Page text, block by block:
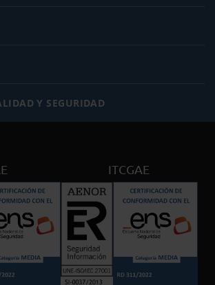
Y SEGURIDAD
ITCGAE